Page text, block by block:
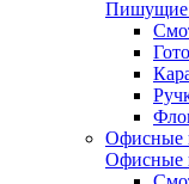
Пишущие
Офисные
Офисные